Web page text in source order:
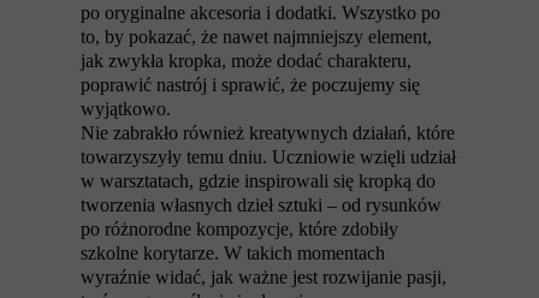
po oryginalne akcesoria i dodatki. Wszystko po
to, by pokazać, że nawet najmniejszy element,
jak zwykła kropka, może dodać charakteru,
poprawić nastrój i sprawić, że poczujemy się
wyjątkowo.
Nie zabrakło również kreatywnych działań, które
towarzyszyły temu dniu. Uczniowie wzięli udział
w warsztatach, gdzie inspirowali się kropką do
tworzenia własnych dzieł sztuki – od rysunków
po różnorodne kompozycje, które zdobiły
szkolne korytarze. W takich momentach
wyraźnie widać, jak ważne jest rozwijanie pasji,